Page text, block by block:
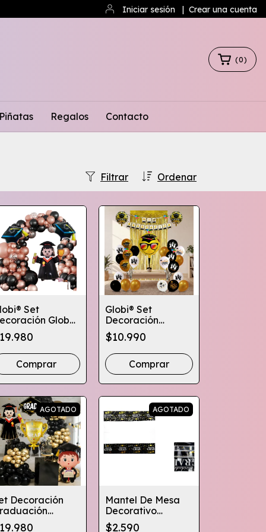
Iniciar sesión | Crear una cuenta
(0)
Piñatas Regalos Contacto
Ordenar
Filtrar
Set
Globos
Comprar
Globi® Set
Decoración
Graduación
Guirnalda+
Cortina+globos
$10.990
Comprar
AGOTADO
Decoración
AGOTADO
Mantel De Mesa
Decorativo
Celebraciones
$2.590